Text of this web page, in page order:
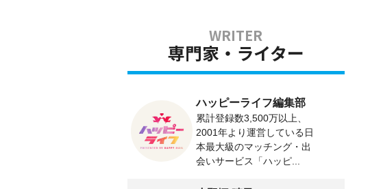
専門家・ライター
ハッピーライフ編集部
累計登録数3,500万以上、
2001年より運営している日
本最大級のマッチング・出
会いサービス「ハッピ...